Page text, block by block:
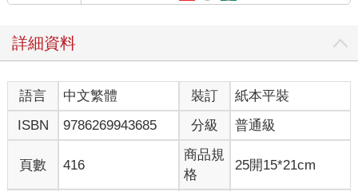
你想召回你面前的是什麼樣的往日而定。
※※※
蘇黎士診所發展得相當好，甚至超過我們的預期。高斯汀占用了
整棟公寓建築的頂樓，我們可以創造六○年代的各種變化形態。不
久之後，我們獲得擁有整棟樓房的老年精神醫學診所邀請，進一
步把我們的理論應用在他們的病房，所以我們實際上可以自由運
用整棟建築，於是便開始設置往日房間，同時也在幾個其他國
家，包括保加利亞，開設小型診所。
詳細資料
語言 中文繁體 裝訂
紙本平裝
ISBN
9786269943685 分級 普通級
頁數 416
商品規
格
25開15*21cm